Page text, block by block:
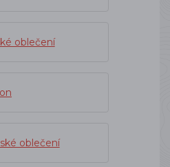
oblečení
oblečení